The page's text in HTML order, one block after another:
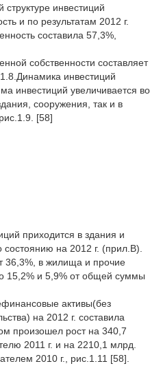
инвестиций
и по результатам 2012 г.
составила 57,3%,
собственности составляет
инвестиций
инвестиций увеличивается во
сооружения, так и в
[58]
приходится в здания и
на 2012 г. (прил.В).
36,3%, в жилища и прочие
15,2% и 5,9% от общей суммы
активы(без
на 2012 г. составила
произошел рост на 340,7
2011 г. и на 2210,1 млрд.
2010 г., рис.1.11 [58].